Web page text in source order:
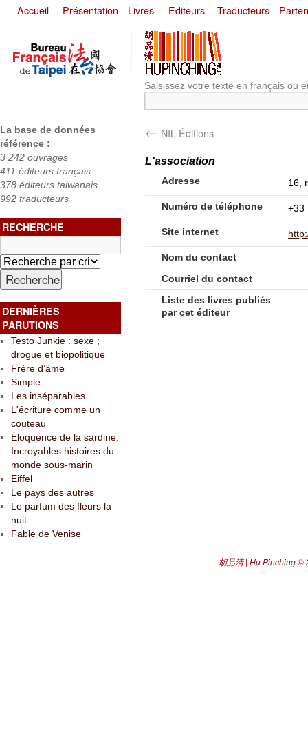
Accueil Présentation Livres Editeurs Traducteurs
Saisissez votre texte en français ou
La base de données
référence :
3 242 ouvrages
411 éditeurs français
378 éditeurs taiwanais
992 traducteurs
RECHERCHE
DERNIÈRES
PARUTIONS
Testo Junkie : sexe ;
drogue et biopolitique
Frère d’âme
Simple
Les inséparables
L'écriture comme un
couteau
Éloquence de la sardine:
Incroyables histoires du
monde sous-marin
Eiffel
Le pays des autres
Le parfum des fleurs la
nuit
Fable de Venise
← NIL Éditions
L'association
Adresse 16,
Numéro de téléphone +33
Site internet
Nom du contact
Courriel du contact
Liste des livres publiés
par cet éditeur
胡品清 | Hu Pinching©